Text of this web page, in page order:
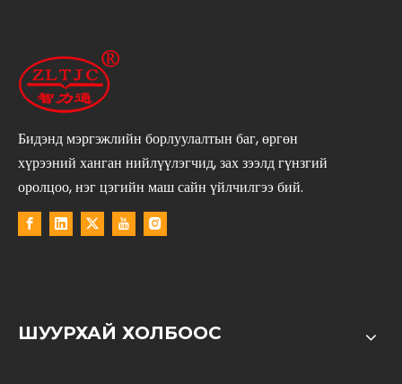
Бидэнд мэргэжлийн борлуулалтын баг, өргөн
хүрээний ханган нийлүүлэгчид, зах зээлд гүнзгий
оролцоо, нэг цэгийн маш сайн үйлчилгээ бий.
ШУУРХАЙ ХОЛБООС